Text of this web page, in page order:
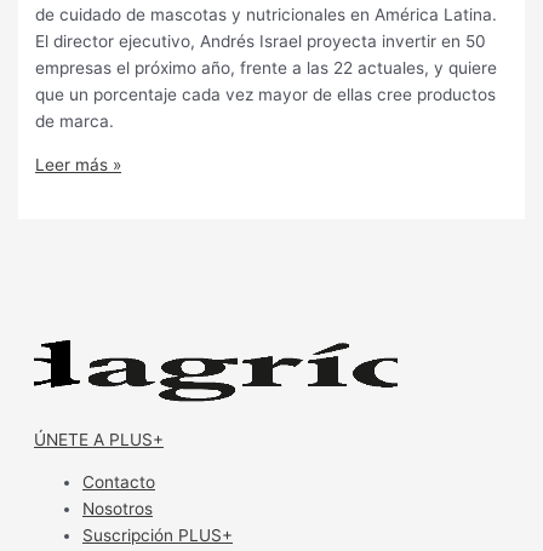
de cuidado de mascotas y nutricionales en América Latina.
El director ejecutivo, Andrés Israel proyecta invertir en 50
empresas el próximo año, frente a las 22 actuales, y quiere
que un porcentaje cada vez mayor de ellas cree productos
de marca.
Leer más »
ÚNETE A PLUS+
Contacto
Nosotros
Suscripción PLUS+